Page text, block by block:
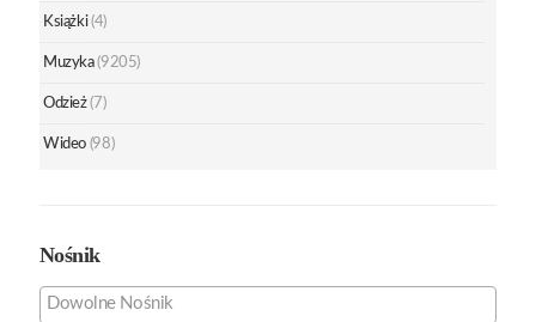
Książki (4)
Muzyka (9205)
Odzież (7)
Wideo (98)
Nośnik